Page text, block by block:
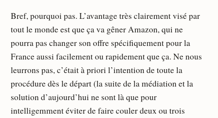
Bref, pourquoi pas. L’avantage très clairement visé par
tout le monde est que ça va gêner Amazon, qui ne
pourra pas changer son offre spécifiquement pour la
France aussi facilement ou rapidement que ça. Ne nous
leurrons pas, c’était à priori l’intention de toute la
procédure dès le départ (la suite de la médiation et la
solution d’aujourd’hui ne sont là que pour
intelligemment éviter de faire couler deux ou trois